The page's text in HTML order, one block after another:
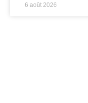
6 août 2026